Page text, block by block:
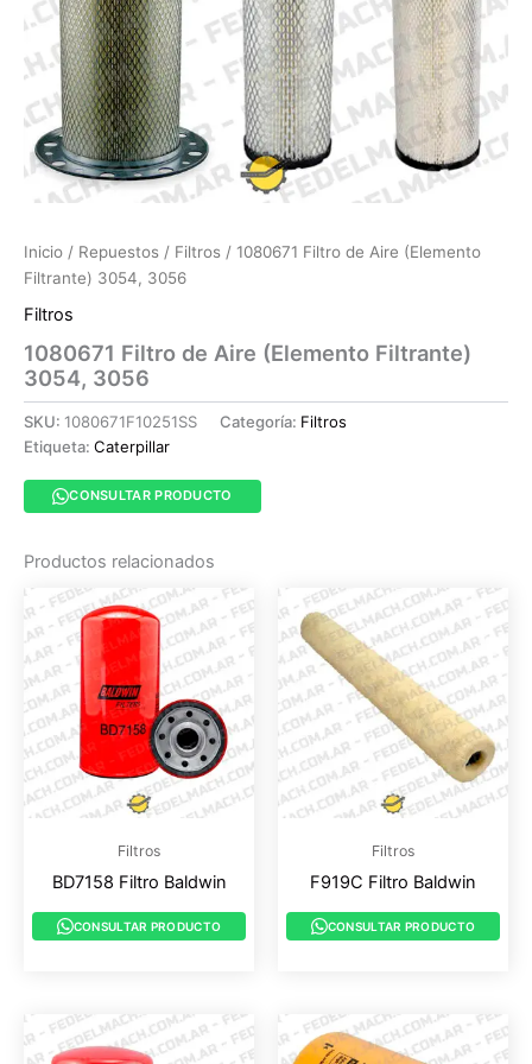
Inicio / Repuestos / Filtros / 1080671 Filtro de Aire (Elemento
Filtrante) 3054, 3056
Filtros
1080671 Filtro de Aire (Elemento Filtrante)
3054, 3056
SKU: 1080671F10251SS Categoría: Filtros
Etiqueta: Caterpillar
CONSULTAR PRODUCTO
Productos relacionados
Filtros
BD7158 Filtro Baldwin
CONSULTAR PRODUCTO
Filtros
F919C Filtro Baldwin
CONSULTAR PRODUCTO